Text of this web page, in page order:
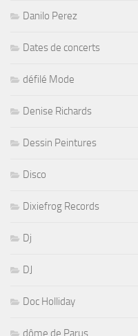
Danilo Perez
Dates de concerts
défilé Mode
Denise Richards
Dessin Peintures
Disco
Dixiefrog Records
Dj
DJ
Doc Holliday